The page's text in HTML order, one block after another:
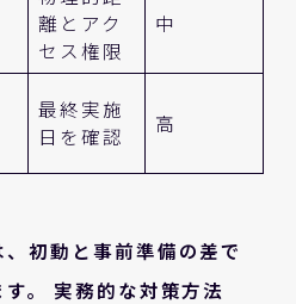
離とアク
セス権限
中
最終実施
日を確認
高
初動と事前準備の差で
。
実務的な対策方法